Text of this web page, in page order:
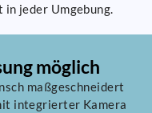
jeder Umgebung.
möglich
maßgeschneidert
integrierter Kamera